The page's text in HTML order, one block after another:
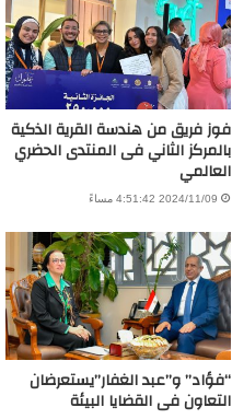
فوز فريق من هندسة القرية الذكية
بالمركز الثاني فى المنتدى الحضري
العالمي
2024/11/09 4:51:42 مساءً
“فؤاد” و”عبد الغفار”يستعرضان
التعاون فى القضايا البيئة